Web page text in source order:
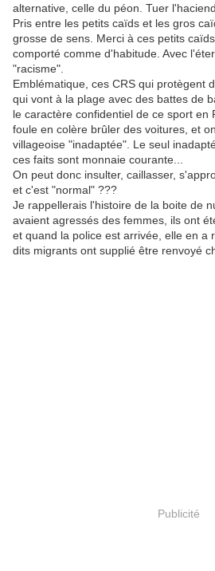
alternative, celle du péon. Tuer
Pris entre les petits caïds et les gros
grosse de sens. Merci à ces petits
comporté comme d'habitude. Avec
"racisme".
Emblématique, ces CRS qui protègent
qui vont à la plage avec des battes de
le caractère confidentiel de ce sport en
foule en colère brûler des voitures, et
villageoise "inadaptée". Le seul
ces faits sont monnaie courante...
On peut donc insulter, caillasser,
et c'est "normal" ???
Je rappellerais l'histoire de la boite de
avaient agressés des femmes, ils ont
et quand la police est arrivée, elle en a
dits migrants ont supplié être renvoyé
Publicité